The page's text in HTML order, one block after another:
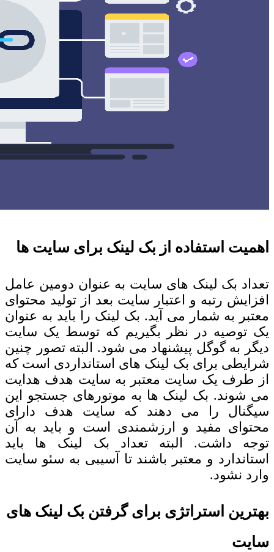
اهمیت استفاده از بک لینک برای سایت ها
تعداد بک لینک های سایت به عنوان دومین عامل
افزایش رتبه و اعتبار سایت بعد از تولید محتوای
معتبر به شمار می آید. بک لینک را باید به عنوان
یک توصیه در نظر بگیریم که توسط یک سایت
دیگر به گوگل پیشنهاد می شود. البته تصور چنین
شرایطی برای بک لینک های استانداردی است که
از طرف یک سایت معتبر به سایت هدف هدایت
می شوند. بک لینک ها به موتورهای جستجو این
سیگنال را می دهند که سایت هدف دارای
محتوای مفید و ارزشمندی است و باید به آن
توجه داشت. البته تعداد بک لینک ها باید
استاندارد و معتبر باشند تا آسیبی به سئو سایت
وارد نشود.
بهترین استراتژی برای گرفتن بک لینک های
سایت